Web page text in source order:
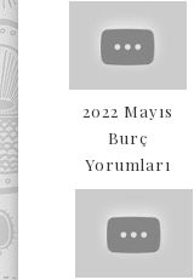
2022 Mayıs
Burç
Yorumları